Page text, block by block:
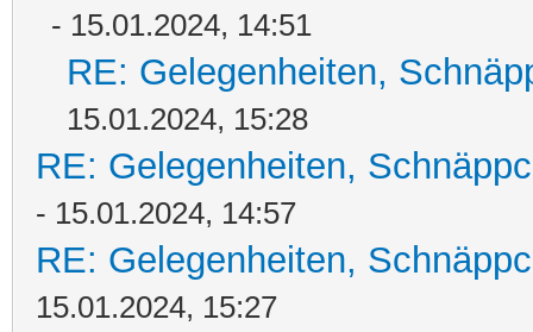
- 15.01.2024, 14:51
RE: Gelegenheiten,
15.01.2024, 15:28
RE: Gelegenheiten,
- 15.01.2024, 14:57
RE: Gelegenheiten,
15.01.2024, 15:27